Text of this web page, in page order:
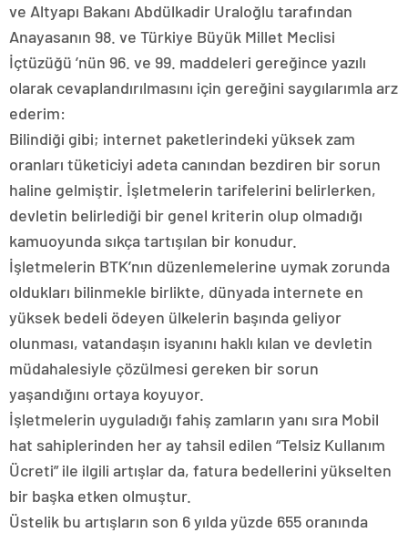
ve Altyapı Bakanı Abdülkadir Uraloğlu tarafından
Anayasanın 98. ve Türkiye Büyük Millet Meclisi
İçtüzüğü ’nün 96. ve 99. maddeleri gereğince yazılı
olarak cevaplandırılmasını için gereğini saygılarımla arz
ederim:
Bilindiği gibi; internet paketlerindeki yüksek zam
oranları tüketiciyi adeta canından bezdiren bir sorun
haline gelmiştir. İşletmelerin tarifelerini belirlerken,
devletin belirlediği bir genel kriterin olup olmadığı
kamuoyunda sıkça tartışılan bir konudur.
İşletmelerin BTK’nın düzenlemelerine uymak zorunda
oldukları bilinmekle birlikte, dünyada internete en
yüksek bedeli ödeyen ülkelerin başında geliyor
olunması, vatandaşın isyanını haklı kılan ve devletin
müdahalesiyle çözülmesi gereken bir sorun
yaşandığını ortaya koyuyor.
İşletmelerin uyguladığı fahiş zamların yanı sıra Mobil
hat sahiplerinden her ay tahsil edilen “Telsiz Kullanım
Ücreti” ile ilgili artışlar da, fatura bedellerini yükselten
bir başka etken olmuştur.
Üstelik bu artışların son 6 yılda yüzde 655 oranında